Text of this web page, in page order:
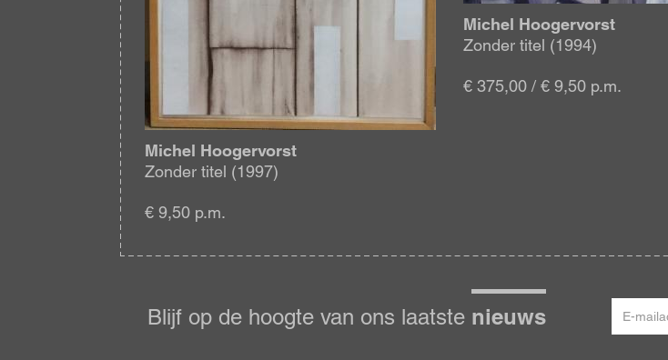
Michel Hoogervorst
Zonder titel (1997)
€ 9,50 p.m.
Michel Hoogervorst
Zonder titel (1994)
€ 375,00 / € 9,50 p.m.
de
hoogte
Blijf op de hoogte van ons laatste nieuws
mailadres